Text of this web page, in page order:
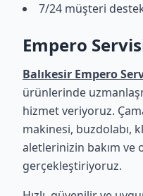
7/24 müşteri
Empero
Balıkesir Empero
ürünlerinde
hizmet veriyoruz.
makinesi, buzdolabı,
aletlerinizin bakım ve
gerçekleştiriyoruz.